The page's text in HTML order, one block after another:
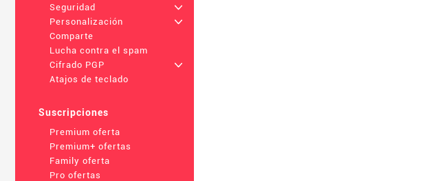
Seguridad
+
Personalización
+
Comparte
Lucha contra el spam
Cifrado PGP
+
Atajos de teclado
Suscripciones
Premium oferta
Premium+ ofertas
Family oferta
Pro ofertas